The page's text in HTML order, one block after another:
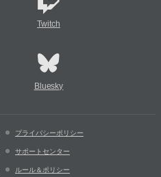
Twitch
Bluesky
プライバシーポリシー
サポートセンター
ルール＆ポリシー